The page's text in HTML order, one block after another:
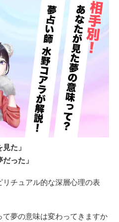
た」
った」
チュアル的な深層心理の表
夢の意味は変わってきますか